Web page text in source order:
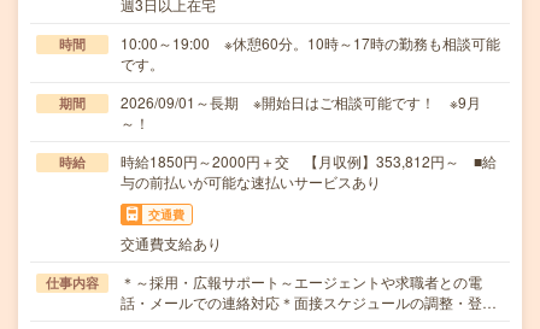
週3日以上在宅
時間
10:00～19:00 ※休憩60分。10時～17時の勤務も相談可能
です。
期間
2026/09/01～長期 ※開始日はご相談可能です！ ※9月
～！
時給
時給1850円～2000円＋交 【月収例】353,812円～ ■給
与の前払いが可能な速払いサービスあり
交通費
交通費支給あり
仕事内容
＊～採用・広報サポート～エージェントや求職者との電
話・メールでの連絡対応＊面接スケジュールの調整・登…